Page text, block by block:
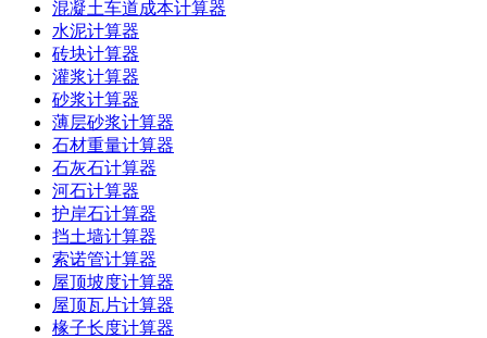
混凝土车道成本计算器
水泥计算器
砖块计算器
灌浆计算器
砂浆计算器
薄层砂浆计算器
石材重量计算器
石灰石计算器
河石计算器
护岸石计算器
挡土墙计算器
索诺管计算器
屋顶坡度计算器
屋顶瓦片计算器
椽子长度计算器